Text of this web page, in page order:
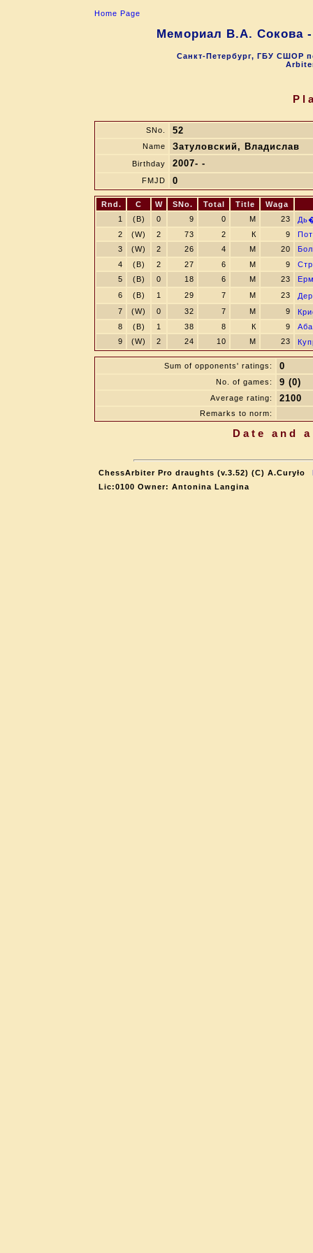
Home Page
Мемориал В.А. Сокова
Санкт-Петербург, ГБУ СШОР
SNo. 52
Name Затуловский, Владислав
Birthday 2007- -
FMJD 0
Rnd. C W SNo. Total Title
Waga
1
(B) 0 9 0 M 23
2
(W) 2 73 2 К 9
3
(W) 2 26 4 M 20
4
(B) 2 27 6 М 9
5
(B) 0 18 6 M 23
6
(B) 1 29 7 M 23
7
(W) 0 32 7 М 9
8
(B) 1 38 8 К 9
9
(W) 2 24 10 M 23
Sum of opponents' ratings: 0
No. of games: 9 (0)
Average rating: 2100
Remarks to norm:
Date and
ChessArbiter Pro draughts (v.3.52) (C) A.Curyło
Lic:0100 Owner: Antonina Langina